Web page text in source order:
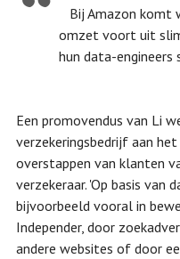
Bij Amazon komt
omzet voort uit
hun data-engineers
Een promovendus van Li
verzekeringsbedrijf aan
overstappen van klanten
verzekeraar. 'Op basis van
bijvoorbeeld vooral in
Independer, door
andere websites of door